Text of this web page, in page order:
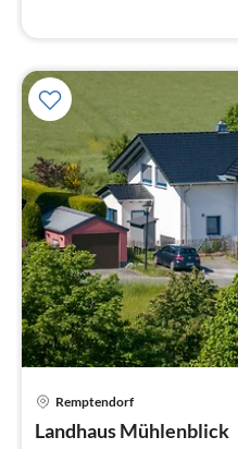
Remptendorf
Landhaus Mühlenblick